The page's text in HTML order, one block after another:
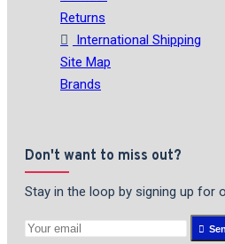
Returns
International Shipping
Site Map
Brands
Don't want to miss out?
Stay in the loop by signing up for